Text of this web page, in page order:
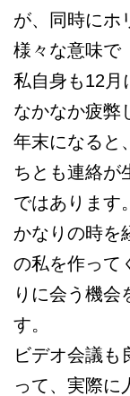
が、同時にホ
様々な意味で
私自身も12月
なかなか疲弊
年末になると
ちとも連絡が
ではあります。
かなりの時を
の私を作って
りに会う機会
す。
ビデオ会議も
って、実際に